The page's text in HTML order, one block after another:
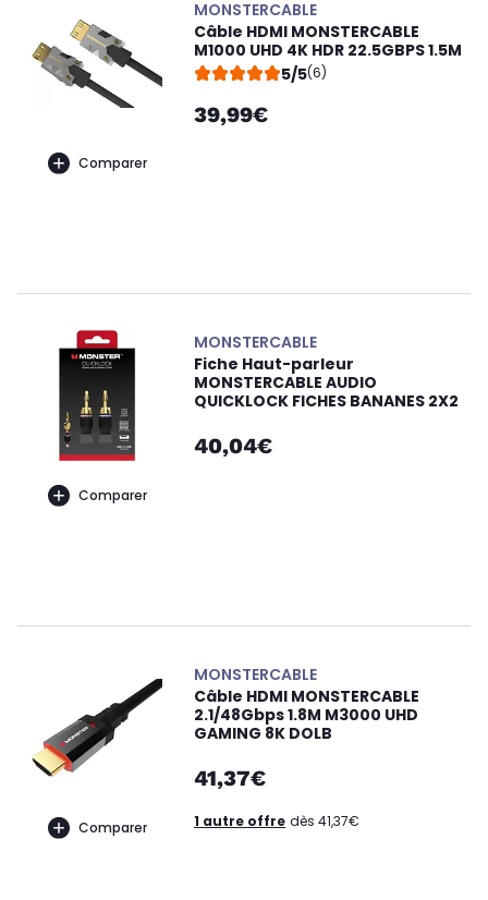
Comparer
MONSTERCABLE
Câble HDMI MONSTERCABLE
M1000 UHD 4K HDR 22.5GBPS 1.5M
5/5(6)
39,99€
Comparer
MONSTERCABLE
Fiche Haut-parleur
MONSTERCABLE AUDIO
QUICKLOCK FICHES BANANES 2X2
40,04€
Comparer
MONSTERCABLE
Câble HDMI MONSTERCABLE
2.1/48Gbps 1.8M M3000 UHD
GAMING 8K DOLB
41,37€
1 autre offre dès 41,37€